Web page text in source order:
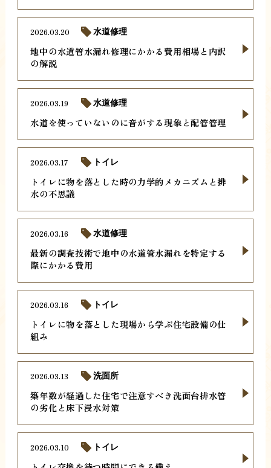
地中の水道管水漏れ修理にかかる費用相場と内訳
の解説
2026.03.20 水道修理
水道を使っていないのに音がする現象と配管管理
2026.03.19 水道修理
トイレに物を落とした時の力学的メカニズムと排
水の不思議
2026.03.17 トイレ
最新の調査技術で地中の水道管水漏れを特定する
際にかかる費用
2026.03.16 水道修理
トイレに物を落とした現場から学ぶ住宅設備の仕
組み
2026.03.16 トイレ
築年数が経過した住宅で注意すべき洗面台排水管
の劣化と床下浸水対策
2026.03.13 洗面所
2026.03.10 トイレ